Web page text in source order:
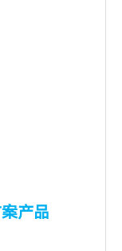
产品